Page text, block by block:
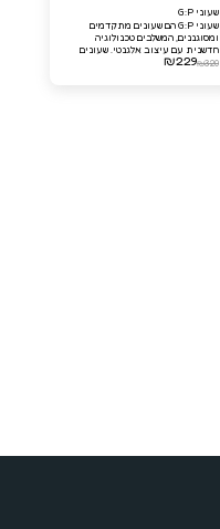
שעוני G:P
שעוני G:P הם שעונים מתקדמים
ומסוגננים, המשלבים טכנולוגיה
חדשנית עם עיצוב אלגנטי. שעונים
אלו מציעים פונקציות מדויקות
₪320
₪229